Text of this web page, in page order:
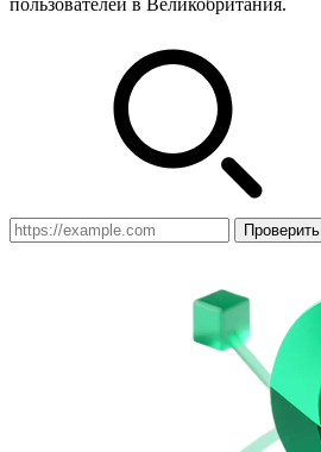
Проверить